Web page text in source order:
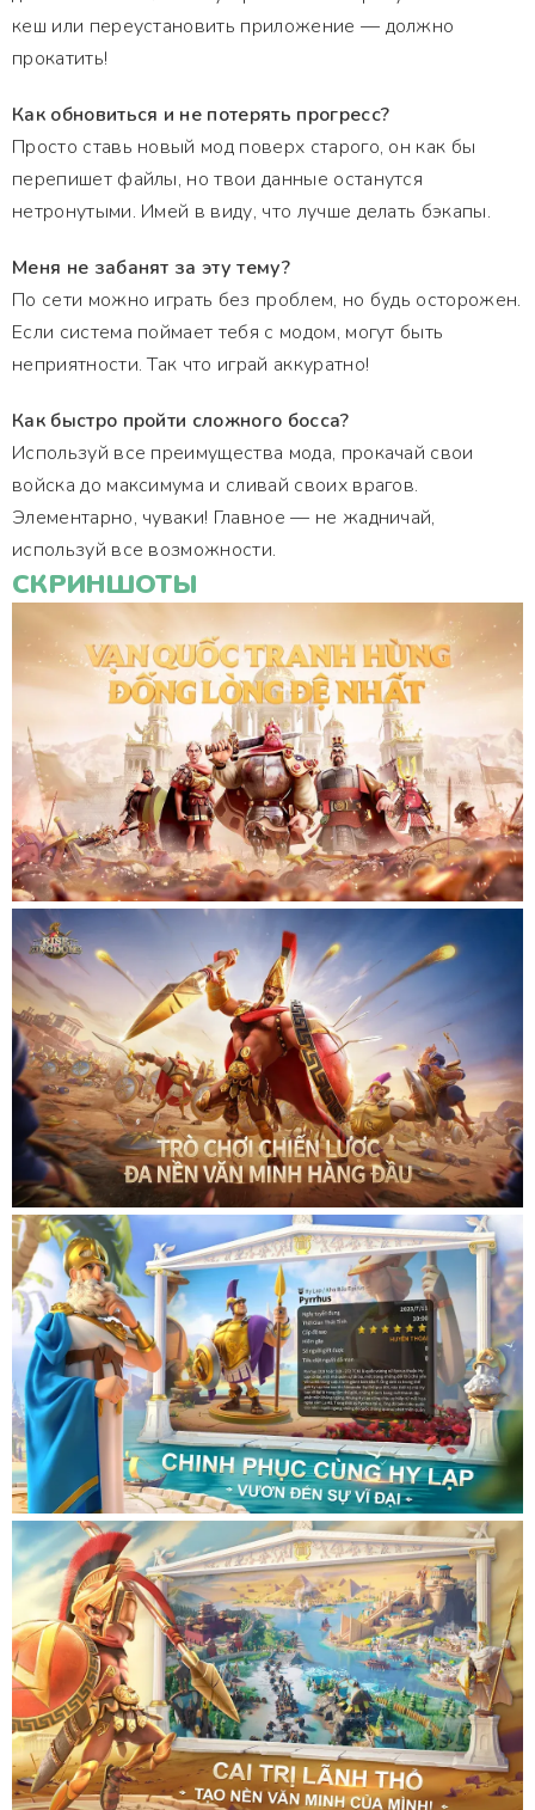
кеш или переустановить приложение — должно
прокатить!
Как обновиться и не потерять прогресс?
Просто ставь новый мод поверх старого, он как бы
перепишет файлы, но твои данные останутся
нетронутыми. Имей в виду, что лучше делать бэкапы.
Меня не забанят за эту тему?
По сети можно играть без проблем, но будь осторожен.
Если система поймает тебя с модом, могут быть
неприятности. Так что играй аккуратно!
Как быстро пройти сложного босса?
Используй все преимущества мода, прокачай свои
войска до максимума и сливай своих врагов.
Элементарно, чуваки! Главное — не жадничай,
используй все возможности.
СКРИНШОТЫ